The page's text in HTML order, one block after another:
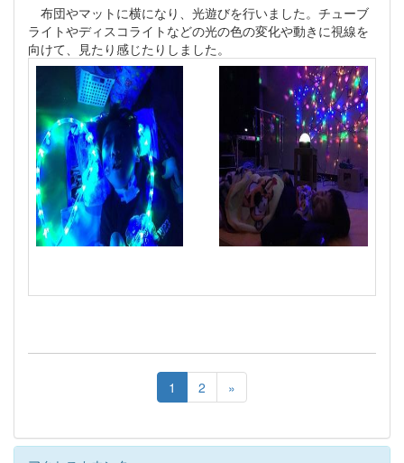
布団やマットに横になり、光遊びを行いました。チューブ
ライトやディスコライトなどの光の色の変化や動きに視線を
向けて、見たり感じたりしました。
1 2 »